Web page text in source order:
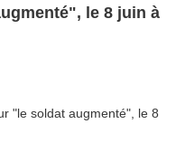
le 8 juin à